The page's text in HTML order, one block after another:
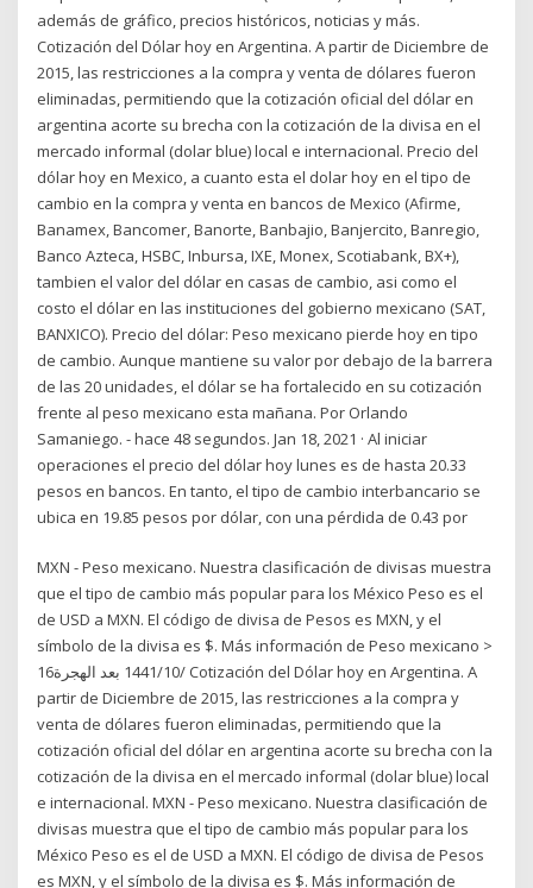
además de gráfico, precios históricos, noticias y más.
Cotización del Dólar hoy en Argentina. A partir de Diciembre de
2015, las restricciones a la compra y venta de dólares fueron
eliminadas, permitiendo que la cotización oficial del dólar en
argentina acorte su brecha con la cotización de la divisa en el
mercado informal (dolar blue) local e internacional. Precio del
dólar hoy en Mexico, a cuanto esta el dolar hoy en el tipo de
cambio en la compra y venta en bancos de Mexico (Afirme,
Banamex, Bancomer, Banorte, Banbajio, Banjercito, Banregio,
Banco Azteca, HSBC, Inbursa, IXE, Monex, Scotiabank, BX+),
tambien el valor del dólar en casas de cambio, asi como el
costo el dólar en las instituciones del gobierno mexicano (SAT,
BANXICO). Precio del dólar: Peso mexicano pierde hoy en tipo
de cambio. Aunque mantiene su valor por debajo de la barrera
de las 20 unidades, el dólar se ha fortalecido en su cotización
frente al peso mexicano esta mañana. Por Orlando
Samaniego. - hace 48 segundos. Jan 18, 2021 · Al iniciar
operaciones el precio del dólar hoy lunes es de hasta 20.33
pesos en bancos. En tanto, el tipo de cambio interbancario se
ubica en 19.85 pesos por dólar, con una pérdida de 0.43 por
MXN - Peso mexicano. Nuestra clasificación de divisas muestra
que el tipo de cambio más popular para los México Peso es el
de USD a MXN. El código de divisa de Pesos es MXN, y el
símbolo de la divisa es $. Más información de Peso mexicano >
16‏‏/10‏‏/1441 بعد الهجرة Cotización del Dólar hoy en Argentina. A
partir de Diciembre de 2015, las restricciones a la compra y
venta de dólares fueron eliminadas, permitiendo que la
cotización oficial del dólar en argentina acorte su brecha con la
cotización de la divisa en el mercado informal (dolar blue) local
e internacional. MXN - Peso mexicano. Nuestra clasificación de
divisas muestra que el tipo de cambio más popular para los
México Peso es el de USD a MXN. El código de divisa de Pesos
es MXN, y el símbolo de la divisa es $. Más información de